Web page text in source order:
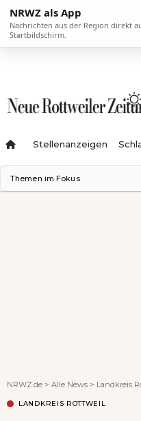
NRWZ als App
Nachrichten aus der Region direkt
Startbildschirm.
Stellenanzeigen
Themen im Fokus
NRWZ.de > Alle News > Landkreis
LANDKREIS ROTTWEIL